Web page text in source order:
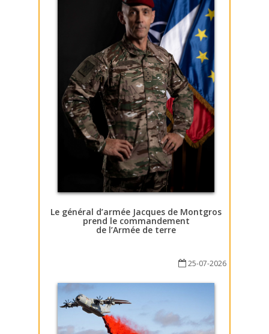
Le général d’armée Jacques de Montgros
prend le commandement
de l’Armée de terre
25-07-2026